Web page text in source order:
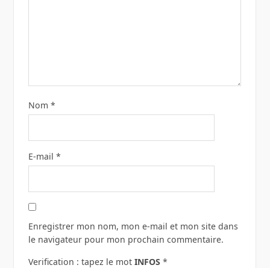
Nom *
E-mail *
Enregistrer mon nom, mon e-mail et mon site dans
le navigateur pour mon prochain commentaire.
Verification : tapez le mot INFOS *